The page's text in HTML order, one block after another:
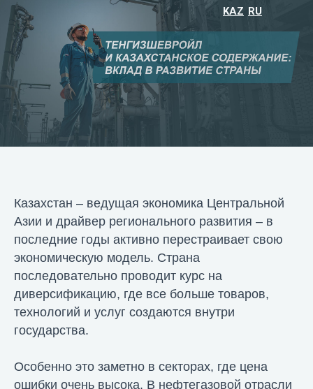
RU
KAZ
Казахстан – ведущая экономика Центральной
Азии и драйвер регионального развития – в
последние годы активно перестраивает свою
экономическую модель. Страна
последовательно проводит курс на
диверсификацию, где все больше товаров,
технологий и услуг создаются внутри
государства.
Особенно это заметно в секторах, где цена
ошибки очень высока. В нефтегазовой отрасли